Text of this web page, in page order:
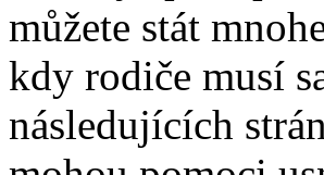
můžete stát
kdy rodiče musí
následujících